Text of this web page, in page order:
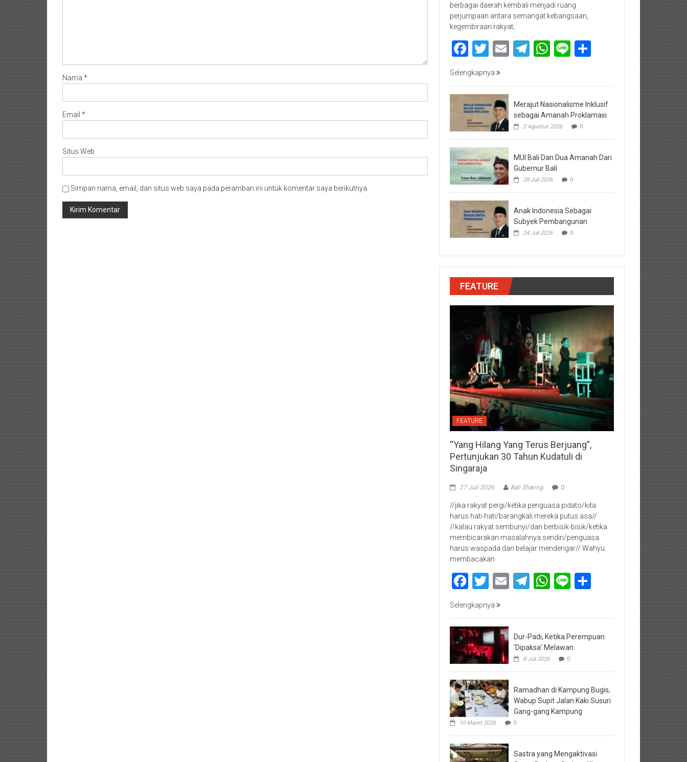
Nama *
Email *
Situs Web
Simpan nama, email, dan situs web saya pada peramban ini untuk komentar saya berikutnya.
berbagai daerah kembali menjadi ruang
perjumpaan antara semangat kebangsaan,
kegembiraan rakyat,
Facebook
Twitter
EmailTelegram
WhatsApp
Line
Selengkapnya
Merajut Nasionalisme Inklusif
sebagai Amanah Proklamasi
2 Agustus 2026 0
MUI Bali Dan Dua Amanah Dari
Gubernur Bali
28 Juli 2026 0
Anak Indonesia Sebagai
Subyek Pembangunan
24 Juli 2026 0
FEATURE
FEATURE
“Yang Hilang Yang Terus Berjuang”,
Pertunjukan 30 Tahun Kudatuli di
Singaraja
27 Juli 2026 Bali Sharing 0
//jika rakyat pergi/ketika penguasa pidato/kita
harus hati-hati/barangkali mereka putus asa//
//kalau rakyat sembunyi/dan berbisik-bisik/ketika
membicarakan masalahnya sendiri/penguasa
harus waspada dan belajar mendengar// Wahyu
membacakan
Facebook
Twitter
EmailTelegram
WhatsApp
Line
Selengkapnya
Dur-Padi, Ketika Perempuan
‘Dipaksa’ Melawan
8 Juli 2026 0
Ramadhan di Kampung Bugis,
Wabup Supit Jalan Kaki Susuri
Gang-gang Kampung
10 Maret 2026 0
Sastra yang Mengaktivasi